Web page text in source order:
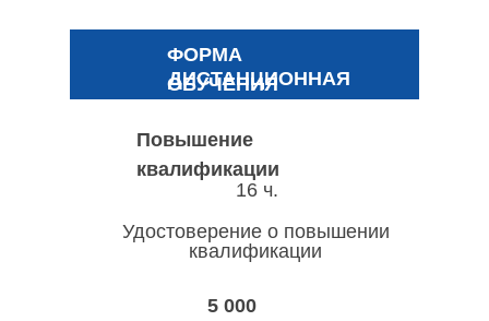
ФОРМА
ОБУЧЕНИЯ
ДИСТАНЦИОННАЯ
Повышение
квалификации
Удостоверение о повышении
квалификации
16 ч.
5 000